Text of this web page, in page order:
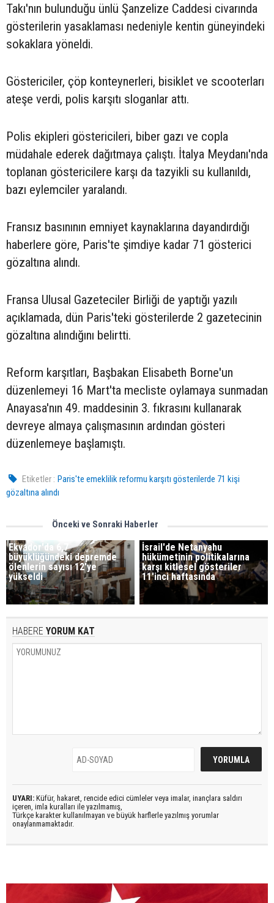
Takı'nın bulunduğu ünlü Şanzelize Caddesi civarında
gösterilerin yasaklaması nedeniyle kentin güneyindeki
sokaklara yöneldi.
Göstericiler, çöp konteynerleri, bisiklet ve scooterları
ateşe verdi, polis karşıtı sloganlar attı.
Polis ekipleri göstericileri, biber gazı ve copla
müdahale ederek dağıtmaya çalıştı. İtalya Meydanı'nda
toplanan göstericilere karşı da tazyikli su kullanıldı,
bazı eylemciler yaralandı.
Fransız basınının emniyet kaynaklarına dayandırdığı
haberlere göre, Paris'te şimdiye kadar 71 gösterici
gözaltına alındı.
Fransa Ulusal Gazeteciler Birliği de yaptığı yazılı
açıklamada, dün Paris'teki gösterilerde 2 gazetecinin
gözaltına alındığını belirtti.
Reform karşıtları, Başbakan Elisabeth Borne'un
düzenlemeyi 16 Mart'ta mecliste oylamaya sunmadan
Anayasa'nın 49. maddesinin 3. fıkrasını kullanarak
devreye almaya çalışmasının ardından gösteri
düzenlemeye başlamıştı.
Etiketler : Paris'te emeklilik reformu karşıtı gösterilerde 71 kişi
gözaltına alındı
Önceki ve Sonraki Haberler
Ekvador'da 6,7
büyüklüğündeki depremde
ölenlerin sayısı 12'ye
yükseldi
İsrail'de Netanyahu
hükümetinin politikalarına
karşı kitlesel gösteriler
11'inci haftasında
HABERE YORUM KAT
UYARI: Küfür, hakaret, rencide edici cümleler veya imalar, inançlara saldırı
içeren, imla kuralları ile yazılmamış,
Türkçe karakter kullanılmayan ve büyük harflerle yazılmış yorumlar
onaylanmamaktadır.